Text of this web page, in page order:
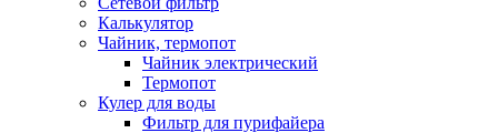
Калькулятор
Чайник, термопот
Чайник электрический
Термопот
Кулер для воды
Фильтр для пурифайера